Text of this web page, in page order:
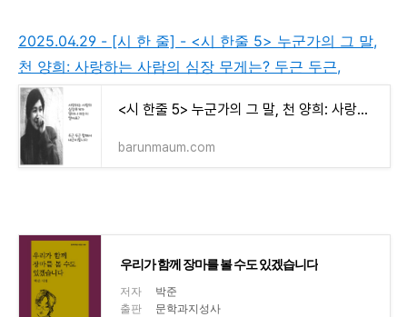
2025.04.29 - [시 한 줄] - <시 한줄 5> 누군가의 그 말,
천 양희: 사랑하는 사람의 심장 무게는? 두근 두근,
<시 한줄 5> 누군가의 그 말, 천 양희: 사랑하는 사람의 심장 무게는? 두근 두근,
barunmaum.com
우리가 함께 장마를 볼 수도 있겠습니다
저자
박준
출판
문학과지성사